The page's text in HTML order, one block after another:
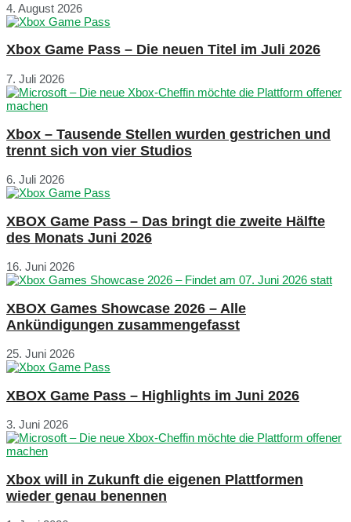
4. August 2026
Xbox Game Pass – Die neuen Titel im Juli 2026
7. Juli 2026
Xbox – Tausende Stellen wurden gestrichen und
trennt sich von vier Studios
6. Juli 2026
XBOX Game Pass – Das bringt die zweite Hälfte
des Monats Juni 2026
16. Juni 2026
XBOX Games Showcase 2026 – Alle
Ankündigungen zusammengefasst
25. Juni 2026
XBOX Game Pass – Highlights im Juni 2026
3. Juni 2026
Xbox will in Zukunft die eigenen Plattformen
wieder genau benennen